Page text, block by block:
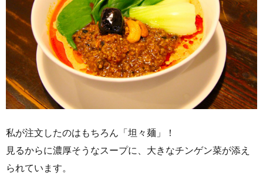
私が注文したのはもちろん「坦々麺」！
見るからに濃厚そうなスープに、大きなチンゲン菜が添え
られています。